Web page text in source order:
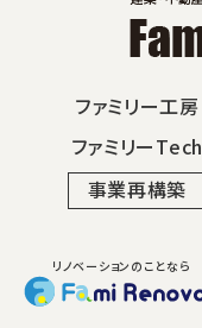
ファミリー工房
ファミリーTech
事業再構築
リノベーションのことなら